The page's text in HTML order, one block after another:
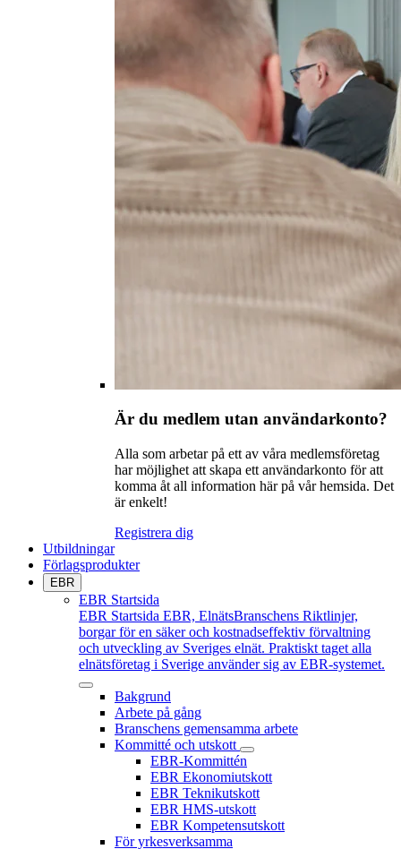
Är du medlem utan användarkonto?
Alla som arbetar på ett av våra medlemsföretag
har möjlighet att skapa ett användarkonto för att
komma åt all information här på vår hemsida. Det
är enkelt!
Registrera dig
Utbildningar
Förlagsprodukter
EBR
EBR Startsida
EBR Startsida EBR, ElnätsBranschens Riktlinjer,
borgar för en säker och kostnadseffektiv förvaltning
och utveckling av Sveriges elnät. Praktiskt taget alla
elnätsföretag i Sverige använder sig av EBR-systemet.
Bakgrund
Arbete på gång
Branschens gemensamma arbete
Kommitté och utskott
EBR-Kommittén
EBR Ekonomiutskott
EBR Teknikutskott
EBR HMS-utskott
EBR Kompetensutskott
För yrkesverksamma